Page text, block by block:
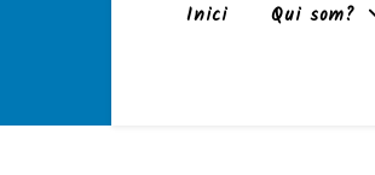
Inici Qui som?